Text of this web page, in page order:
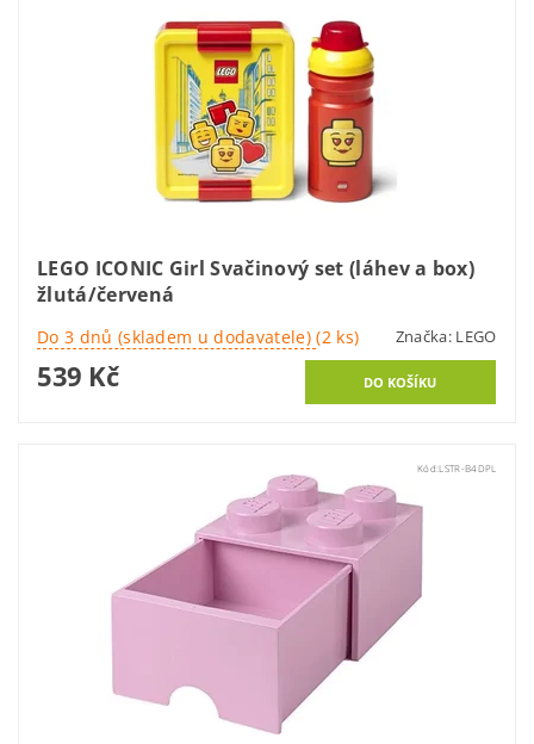
LEGO ICONIC Girl Svačinový set (láhev a box)
žlutá/červená
Do 3 dnů (skladem u dodavatele)(2 ks) Značka: LEGO
539 Kč
Kód:LSTR-B4DPL